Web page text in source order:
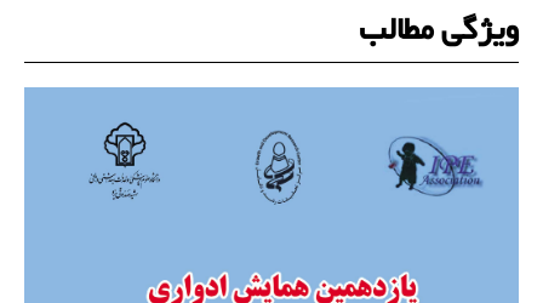
ویژگی مطالب